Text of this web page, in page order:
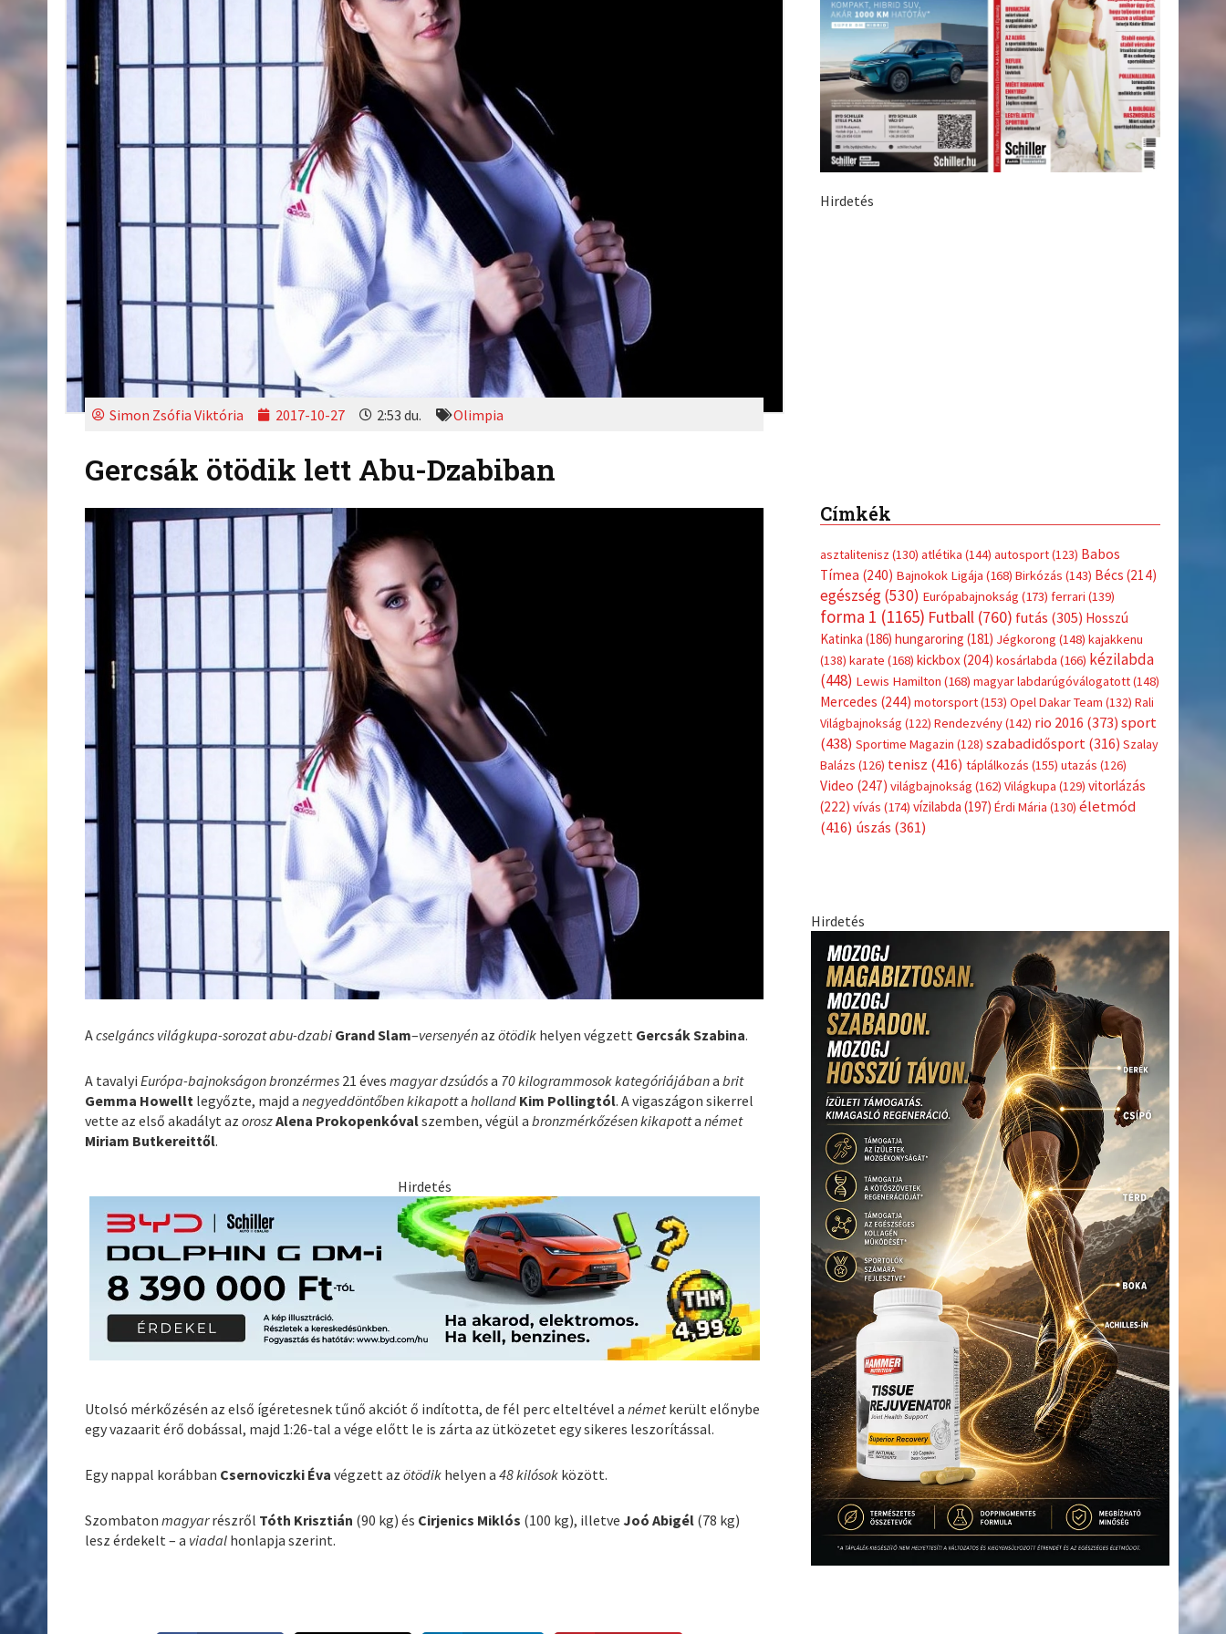
Simon Zsófia Viktória 2017-10-27 2:53 du. Olimpia
Gercsák ötödik lett Abu-Dzabiban
Acselgáncs világkupa-sorozat abu-dzabi Grand Slam–versenyénazötödik helyen végzett Gercsák Szabina.
A tavalyiEurópa-bajnokságon bronzérmes 21 évesmagyar dzsúdósa 70 kilogrammosok kategóriájábanabrit
Gemma Howellt legyőzte, majd anegyeddöntőben kikapottaholland Kim Pollingtól. A vigaszágon sikerrel
vette az első akadályt azoroszAlena Prokopenkóvalszemben, végül abronzmérkőzésen kikapottanémet
Miriam Butkereittől.
Hirdetés
Utolsó mérkőzésén az első ígéretesnek tűnő akciót ő indította, de fél perc elteltével anémetkerült előnybe
egy vazaarit érő dobással, majd 1:26-tal a vége előtt le is zárta az ütközetet egy sikeres leszorítással.
Egy nappal korábban Csernoviczki Éva végzett azötödik helyen a48 kilósok között.
Szombatonmagyarrészről Tóth Krisztián (90 kg) és Cirjenics Miklós (100 kg), illetve Joó Abigél (78 kg)
lesz érdekelt – a viadal honlapja szerint.
Hirdetés
Címkék
asztalitenisz(130) autosport(123)Babos
Tímea(240)Bajnokok Ligája (168)Birkózás(143)Bécs(214)
egészség(530) Európabajnokság(173)ferrari(139)
forma 1(1165) (760)futás(305)
Hosszú
Katinka(186)hungaroring (181)Jégkorong(148)
kajakkenu
(138)karate(168)kickbox(204) kosárlabda(166)kézilabda
(448)Lewis Hamilton(168)magyar labdarúgóválogatott(148)
Mercedes(244)motorsport(153)Opel Dakar Team(132)Rali
Világbajnokság(122)Rendezvény(142)rio 2016(373)sport
(438)Sportime Magazin (128)szabadidősport (316)Szalay
Balázs
(126)tenisz(416)táplálkozás(155)utazás(126)
Video (247)világbajnokság(162) Világkupa(129)vitorlázás
(222)
vívás(174)vízilabda(197) Érdi Mária(130)életmód
(416)úszás(361)
Hirdetés